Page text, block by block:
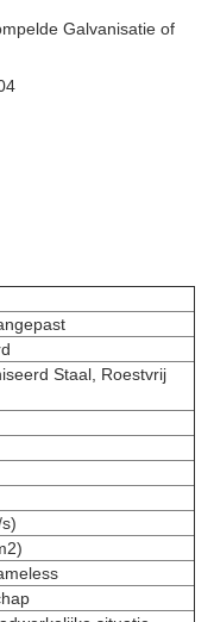
Galvanisatie of
Staal, Roestvrij